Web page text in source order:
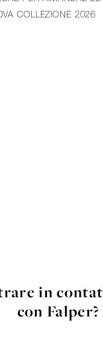
COLLEZIONE 2026
in
con Falper?